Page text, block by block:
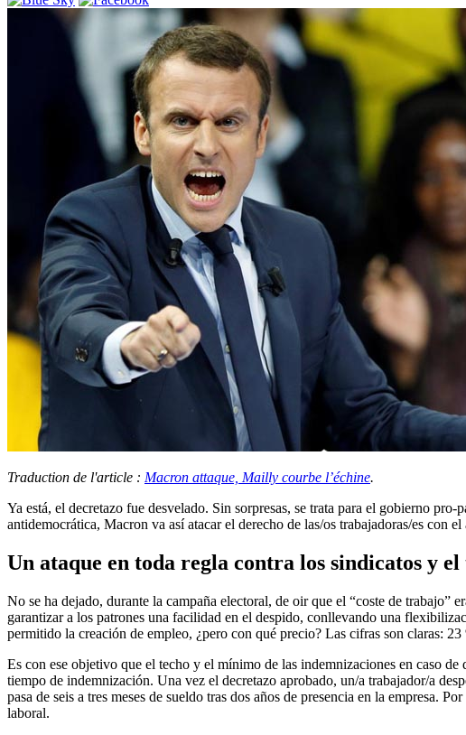
Traduction de l'article : Macron attaque, Mailly courbe l’échine.
Ya está, el decretazo fue desvelado. Sin sorpresas, se trata para el gobierno
antidemocrática, Macron va así atacar el derecho de las/os trabajadoras/es con
Un ataque en toda regla contra los sindicatos y
No se ha dejado, durante la campaña electoral, de oir que el “coste de trabajo”
garantizar a los patrones una facilidad en el despido, conllevando una
permitido la creación de empleo, ¿pero con qué precio? Las cifras son claras:
Es con ese objetivo que el techo y el mínimo de las indemnizaciones en caso
tiempo de indemnización. Una vez el decretazo aprobado, un/a trabajador/a
pasa de seis a tres meses de sueldo tras dos años de presencia en la empresa.
laboral.